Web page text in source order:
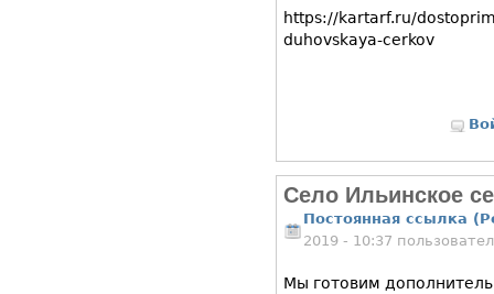
https://kartarf.ru/
duhovskaya-cerkov
Село Ильинское
Постоянная ссылка
2019 - 10:37
Мы готовим